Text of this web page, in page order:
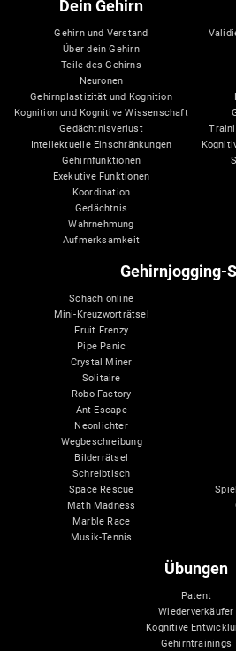
Dein Gehirn
Gehirn und Verstand
Über dein Gehirn
Teile des Gehirns
Neuronen
Gehirnplastizität und Kognition
Kognition und Kognitive Wissenschaft
Gedächtnisverlust
Intellektuelle Einschränkungen
Gehirnfunktionen
Exekutive Funktionen
Koordination
Gedächtnis
Wahrnehmung
Aufmerksamkeit
Gehirnjogging-
Schach online
Mini-Kreuzworträtsel
Fruit Frenzy
Pipe Panic
Crystal Miner
Solitaire
Robo Factory
Ant Escape
Neonlichter
Wegbeschreibung
Bilderrätsel
Schreibtisch
Space Rescue
Math Madness
Marble Race
Musik-Tennis
Übungen
Patent
Wiederverkäufer
Kognitive
Gehirntrainings